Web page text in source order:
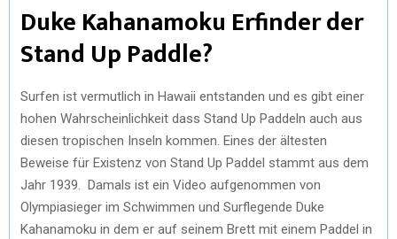
Duke Kahanamoku Erfinder der
Stand Up Paddle?
Surfen ist vermutlich in Hawaii entstanden und es gibt einer
hohen Wahrscheinlichkeit dass Stand Up Paddeln auch aus
diesen tropischen Inseln kommen. Eines der ältesten
Beweise für Existenz von Stand Up Paddel stammt aus dem
Jahr 1939. Damals ist ein Video aufgenommen von
Olympiasieger im Schwimmen und Surflegende Duke
Kahanamoku in dem er auf seinem Brett mit einem Paddel in